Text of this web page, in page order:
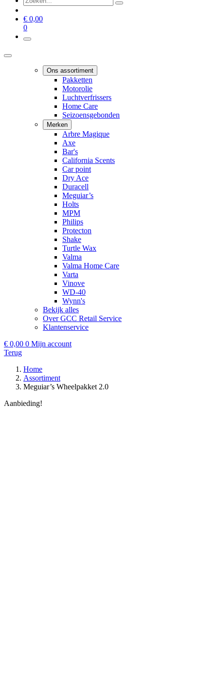
€ 0,00
0
Ons assortiment
Pakketten
Motorolie
Luchtverfrissers
Home Care
Seizoensgebonden
Merken
Arbre Magique
Axe
Bar's
California Scents
Car point
Dry Ace
Duracell
Meguiar’s
Holts
MPM
Philips
Protecton
Shake
Turtle Wax
Valma
Valma Home Care
Varta
Vinove
WD-40
Wynn's
Bekijk alles
Over GCC Retail Service
Klantenservice
€ 0,00 0 Mijn account
Terug
Home
Assortiment
Meguiar’s Wheelpakket 2.0
Aanbieding!